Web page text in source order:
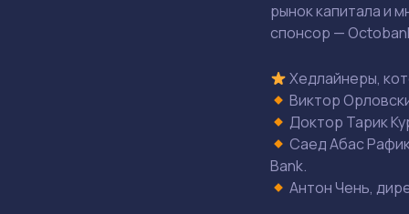
рынок капитала и
спонсор —
Хедлайнеры,
Виктор
Доктор Тарик
Саед Абас
Bank.
Антон Чень,